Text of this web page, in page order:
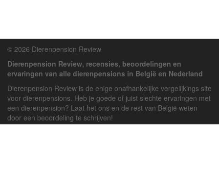
© 2026 Dierenpension Review
Dierenpension Review, recensies, beoordelingen en
ervaringen van alle dierenpensions in België en Nederland
Dierenpension Review is de enige onafhankelijke vergelijkings site
voor dierenpensions. Heb je goede of juist slechte ervaringen met
een dierenpension? Laat het ons en de rest van België weten
door een beoordeling te schrijven!